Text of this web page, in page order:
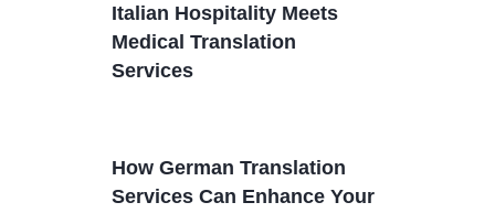
Italian Hospitality Meets
Medical Translation
Services
How German Translation
Services Can Enhance Your